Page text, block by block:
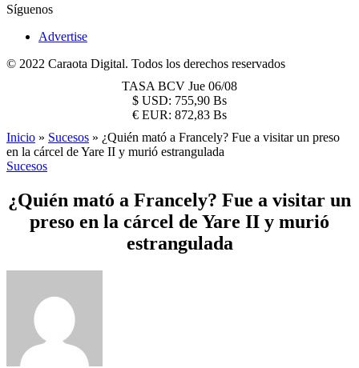
Síguenos
Advertise
© 2022 Caraota Digital. Todos los derechos reservados
TASA BCV Jue 06/08
$ USD: 755,90 Bs
€ EUR: 872,83 Bs
Inicio » Sucesos » ¿Quién mató a Francely? Fue a visitar un preso
en la cárcel de Yare II y murió estrangulada
Sucesos
¿Quién mató a Francely? Fue a visitar un
preso en la cárcel de Yare II y murió
estrangulada